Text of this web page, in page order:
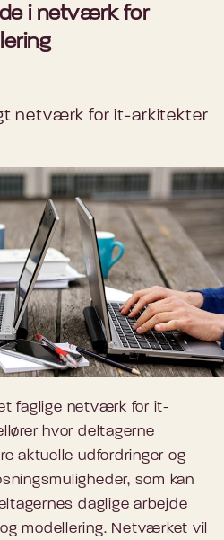
i netværk for
netværk for it-arkitekter
faglige netværk for it-
hvor deltagerne
aktuelle udfordringer og
som kan
daglige arbejde
modellering. Netværket vil